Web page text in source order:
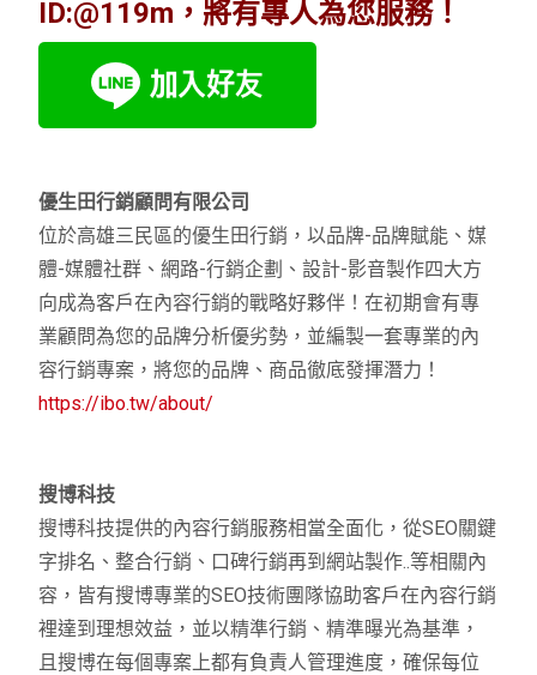
ID:@119m，將有專人為您服務！
優生田行銷顧問有限公司
位於高雄三民區的優生田行銷，以品牌-品牌賦能、媒
體-媒體社群、網路-行銷企劃、設計-影音製作四大方
向成為客戶在內容行銷的戰略好夥伴！在初期會有專
業顧問為您的品牌分析優劣勢，並編製一套專業的內
容行銷專案，將您的品牌、商品徹底發揮潛力！
https://ibo.tw/about/
搜博科技
搜博科技提供的內容行銷服務相當全面化，從SEO關鍵
字排名、整合行銷、口碑行銷再到網站製作..等相關內
容，皆有搜博專業的SEO技術團隊協助客戶在內容行銷
裡達到理想效益，並以精準行銷、精準曝光為基準，
且搜博在每個專案上都有負責人管理進度，確保每位